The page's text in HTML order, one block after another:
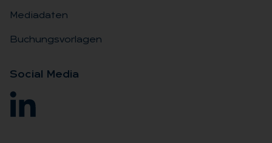
Mediadaten
Buchungsvorlagen
So­ci­al Me­dia